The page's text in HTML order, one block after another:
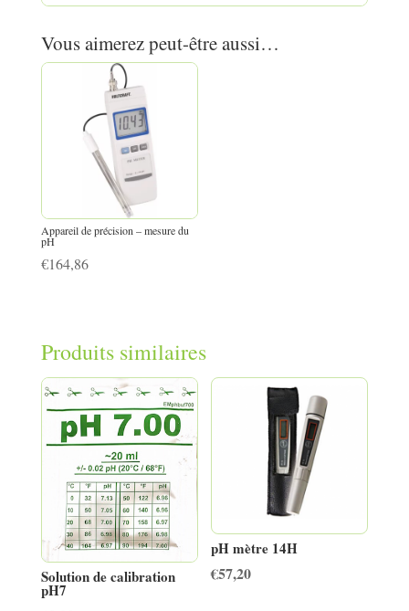
Vous aimerez peut-être aussi…
Appareil de précision – mesure du
pH
€164,86
Produits similaires
Solution de calibration
pH7
pH mètre 14H
€57,20